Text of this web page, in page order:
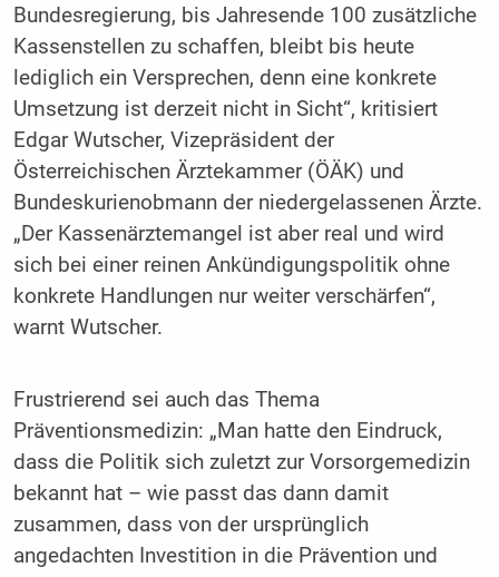
Bundesregierung, bis Jahresende 100 zusätzliche
Kassenstellen zu schaffen, bleibt bis heute
lediglich ein Versprechen, denn eine konkrete
Umsetzung ist derzeit nicht in Sicht“, kritisiert
Edgar Wutscher, Vizepräsident der
Österreichischen Ärztekammer (ÖÄK) und
Bundeskurienobmann der niedergelassenen Ärzte.
„Der Kassenärztemangel ist aber real und wird
sich bei einer reinen Ankündigungspolitik ohne
konkrete Handlungen nur weiter verschärfen“,
warnt Wutscher.
Frustrierend sei auch das Thema
Präventionsmedizin: „Man hatte den Eindruck,
dass die Politik sich zuletzt zur Vorsorgemedizin
bekannt hat – wie passt das dann damit
zusammen, dass von der ursprünglich
angedachten Investition in die Prävention und